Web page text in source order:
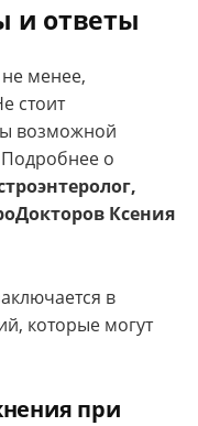
и ответы
менее,
стоит
возможной
о
Ксения
в
которые могут
при